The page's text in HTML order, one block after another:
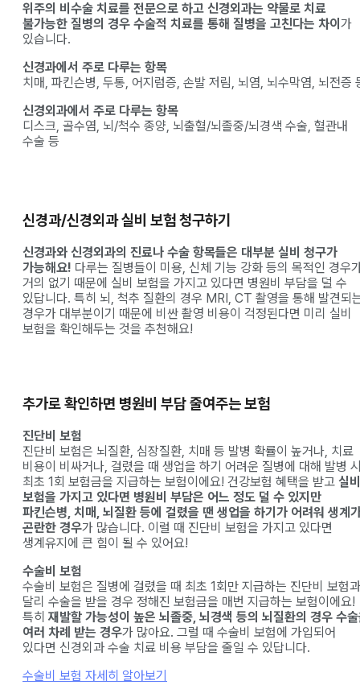
위주의 비수술 치료를 전문으로 하고 신경외과는 약물로 치료
불가능한 질병의 경우 수술적 치료를 통해 질병을 고친다는 차이 가
있습니다.
신경과에서 주로 다루는 항목
치매, 파킨슨병, 두통, 어지럼증, 손발 저림, 뇌염, 뇌수막염, 뇌전증
신경외과에서 주로 다루는 항목
디스크, 골수염, 뇌/척수 종양, 뇌출혈/뇌졸중/뇌경색 수술, 혈관내
수술 등
신경과/신경외과 실비 보험 청구하기
신경과와 신경외과의 진료나 수술 항목들은 대부분 실비 청구가
가능해요! 다루는 질병들이 미용, 신체 기능 강화 등의 목적인 경우
거의 없기 때문에 실비 보험을 가지고 있다면 병원비 부담을 덜 수
있답니다. 특히 뇌, 척추 질환의 경우 MRI, CT 촬영을 통해 발견되
경우가 대부분이기 때문에 비싼 촬영 비용이 걱정된다면 미리 실비
보험을 확인해두는 것을 추천해요!
추가로 확인하면 병원비 부담 줄여주는 보험
진단비 보험
진단비 보험은 뇌질환, 심장질환, 치매 등 발병 확률이 높거나, 치료
비용이 비싸거나, 걸렸을 때 생업을 하기 어려운 질병에 대해 발병
최초 1회 보험금을 지급하는 보험이에요! 건강보험 혜택을 받고 실비
보험을 가지고 있다면 병원비 부담은 어느 정도 덜 수 있지만
파킨슨병, 치매, 뇌질환 등에 걸렸을 땐 생업을 하기가 어려워 생계
곤란한 경우가 많습니다. 이럴 때 진단비 보험을 가지고 있다면
생계유지에 큰 힘이 될 수 있어요!
수술비 보험
수술비 보험은 질병에 걸렸을 때 최초 1회만 지급하는 진단비 보험과
달리 수술을 받을 경우 정해진 보험금을 매번 지급하는 보험이에요!
특히 재발할 가능성이 높은 뇌졸중, 뇌경색 등의 뇌질환의 경우 수
여러 차례 받는 경우가 많아요. 그럴 때 수술비 보험에 가입되어
있다면 신경외과 수술 치료 비용 부담을 줄일 수 있답니다.
수술비 보험 자세히 알아보기